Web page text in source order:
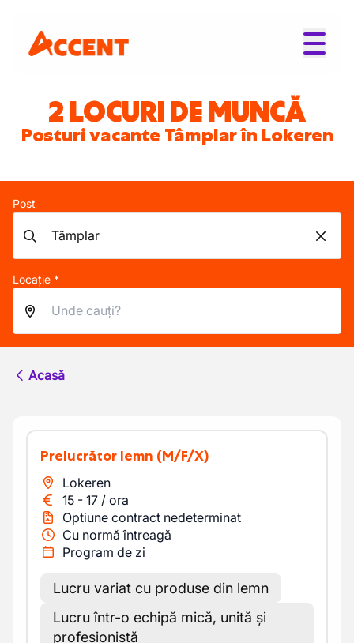
2 LOCURI DE MUNCĂ
Posturi vacante Tâmplar în Lokeren
Post
Locație *
Acasă
Prelucrător lemn (M/F/X)
Lokeren
15 - 17 / ora
Optiune contract nedeterminat
Cu normă întreagă
Program de zi
Lucru variat cu produse din lemn
Lucru într-o echipă mică, unită și
profesionistă